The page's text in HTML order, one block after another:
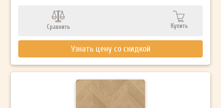
Сравнить Купить
Узнать цену со скидкой